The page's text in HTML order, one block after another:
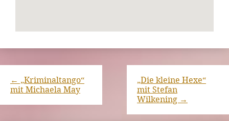
← „Kriminaltango“
mit Michaela May
„Die kleine Hexe“
mit Stefan
Wilkening →